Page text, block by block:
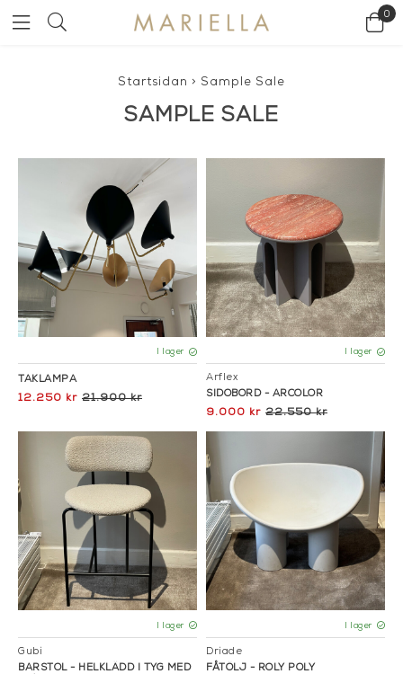
0
Startsidan > Sample Sale
SAMPLE SALE
I lager
TAKLAMPA
12.250 kr 21.900 kr
I lager
Arflex
SIDOBORD - ARCOLOR
9.000 kr 22.550 kr
I lager
Gubi
BARSTOL - HELKLÄDD I TYG MED
I lager
Driade
FÅTÖLJ - ROLY POLY